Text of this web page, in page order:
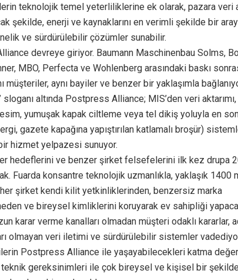
teknolojik temel yeterliliklerine ek olarak, pazara veri
şekilde, enerji ve kaynaklarını en verimli şekilde bir
ve sürdürülebilir çözümler sunabilir.
devreye giriyor. Baumann Maschinenbau Solms,
MBO, Perfecta ve Wohlenberg arasındaki baskı
müşteriler, aynı bayiler ve benzer bir yaklaşımla
altında Postpress Alliance; MIS’den veri
yumuşak kapak ciltleme veya tel dikiş yoluyla en
gazete kapağına yapıştırılan katlamalı broşür)
hizmet yelpazesi sunuyor.
hedeflerini ve benzer şirket felsefelerini ilk kez drupa
Fuarda konsantre teknolojik uzmanlıkla, yaklaşık 1400
şirket kendi kilit yetkinliklerinden, benzersiz marka
ve bireysel kimliklerini koruyarak ev sahipliği
karar verme kanalları olmadan müşteri odaklı kararlar,
olmayan veri iletimi ve sürdürülebilir sistemler
Postpress Alliance ile yaşayabilecekleri katma
teknik gereksinimleri ile çok bireysel ve kişisel bir şekilde